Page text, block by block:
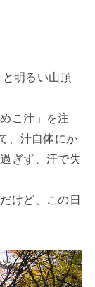
明るい山頂
こ汁」を注
、汁自体にか
ぎず、汗で失
けど、この日